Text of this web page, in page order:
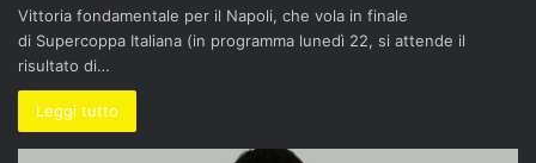
Vittoria fondamentale per il Napoli, che vola in finale
di Supercoppa Italiana (in programma lunedì 22, si attende il
risultato di…
Leggi tutto